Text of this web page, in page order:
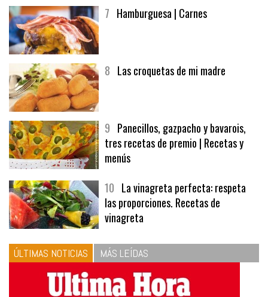
7 Hamburguesa | Carnes
8 Las croquetas de mi madre
9 Panecillos, gazpacho y bavarois,
tres recetas de premio | Recetas y
menús
10 La vinagreta perfecta: respeta
las proporciones. Recetas de
vinagreta
ÚLTIMAS NOTICIAS MÁS LEÍDAS